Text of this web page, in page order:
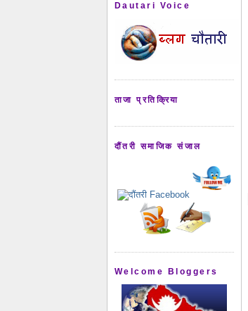
Dautari Voice
ताजा प्रतिक्रिया
दौंतरी समाजिक संजाल
Welcome Bloggers